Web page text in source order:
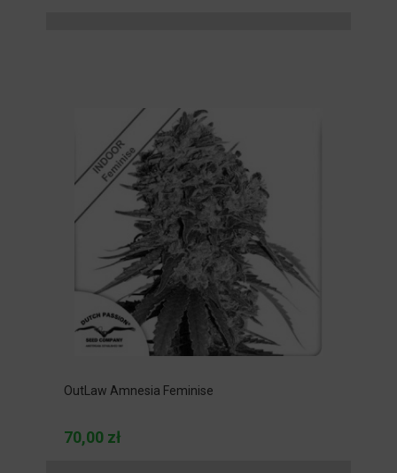
OutLaw Amnesia Feminise
70,00 zł